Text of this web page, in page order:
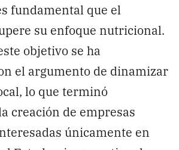
fundamental que el
su enfoque nutricional.
objetivo se ha
el argumento de dinamizar
lo que terminó
creación de empresas
únicamente en